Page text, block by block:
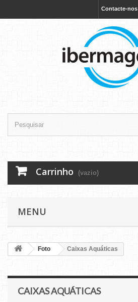
Contacte-nos
Carrinho (vazio)
MENU
Foto Caixas Aquáticas
CAIXAS AQUÁTICAS